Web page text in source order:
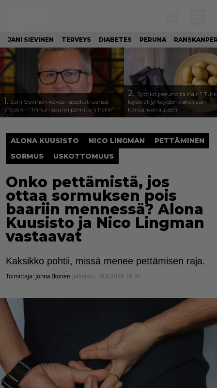
JANI SIEVINEN TERVEYS DIABETES PERUNA
1. Jani Sievinen kokosi lapsikatraansa
yhteen – ”Minun suurin perintöni heille”
2. Syötkö perunoita näin?
löysivät yhteyden vakavaan
kansansairauteen
ALONA KUUSISTO NICO LINGMAN
PETTÄMINEN
SORMUS
USKOTTOMUUS
Onko pettämistä, jos
ottaa sormuksen pois
baariin mennessä? Alona
Kuusisto ja Nico Lingman
vastaavat
Kaksikko pohtii, missä menee pettämisen raja.
Toimittaja: Jonna Ikonen Julkaistu: 10.6.2026 16:35